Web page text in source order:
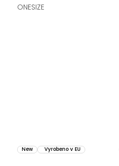
ONESIZE
New Vyrobeno v EU